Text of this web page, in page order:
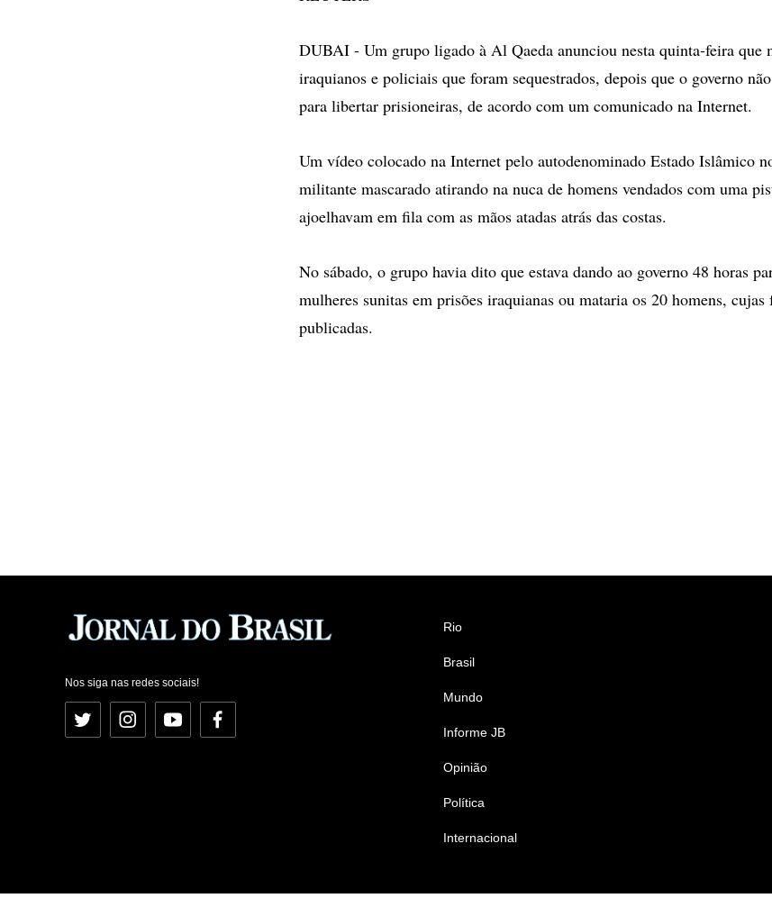
DUBAI - Um grupo ligado à Al Qaeda anunciou nesta quinta-feira que
iraquianos e policiais que foram sequestrados, depois que o governo
para libertar prisioneiras, de acordo com um comunicado na Internet.
Um vídeo colocado na Internet pelo autodenominado Estado Islâmico
militante mascarado atirando na nuca de homens vendados com uma
ajoelhavam em fila com as mãos atadas atrás das costas.
No sábado, o grupo havia dito que estava dando ao governo 48 horas
mulheres sunitas em prisões iraquianas ou mataria os 20 homens, cujas
publicadas.
Nos siga nas redes sociais!
Twitter InstagramYouTubeFacebook
Rio
Brasil
Mundo
Informe JB
Opinião
Política
Internacional